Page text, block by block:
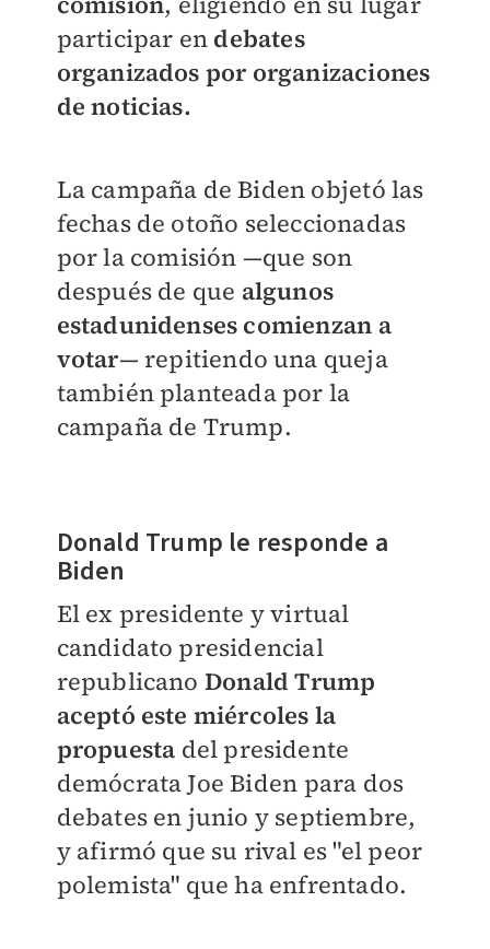
participar en debates
organizados por organizaciones
de noticias.
La campaña de Biden objetó las
fechas de otoño seleccionadas
por la comisión —que son
después de que algunos
estadunidenses comienzan a
votar— repitiendo una queja
también planteada por la
campaña de Trump.
Donald Trump le responde a
Biden
El ex presidente y virtual
candidato presidencial
republicano Donald Trump
aceptó este miércoles la
propuesta del presidente
demócrata Joe Biden para dos
debates en junio y septiembre,
y afirmó que su rival es "el peor
polemista" que ha enfrentado.